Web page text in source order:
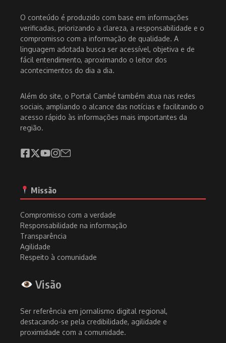
O conteúdo é produzido com base em informações
verificadas, priorizando a clareza, a responsabilidade e o
compromisso com a informação de qualidade. A
linguagem adotada busca ser acessível, objetiva e de
fácil entendimento, aproximando o leitor dos
acontecimentos do dia a dia.
Além do site, o Portal Cambé também atua nas redes
sociais, ampliando o alcance das notícias e facilitando o
acesso rápido às informações mais importantes da
região.
Missão
Compromisso com a verdade
Responsabilidade na informação
Transparência
Agilidade
Respeito à comunidade
Visão
Ser referência em jornalismo digital regional,
destacando-se pela credibilidade, agilidade e
proximidade com a comunidade.